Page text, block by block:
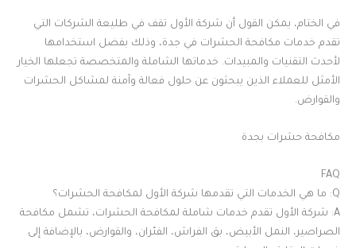
في الختام، يمكن القول أن شركة الأول تقف في طليعة الشركات التي
تقدم خدمات مكافحة الحشرات في جدة، وذلك بفضل استخدامها
لأحدث التقنيات والمبيدات. خدماتها الشاملة والمتخصصة تجعلها الخيار
الأمثل للعملاء الذين يبحثون عن حلول فعالة وآمنة لمشاكل الحشرات
والقوارض.
مكافحة حشرات بجدة
FAQ
Q: ما هي الخدمات التي تقدمها شركة الأول لمكافحة الحشرات؟
A: شركة الأول تقدم خدمات شاملة لمكافحة الحشرات، تشمل مكافحة
الصراصير، النمل الأبيض، بق الفراش، الفئران، والقوارض، بالإضافة إلى